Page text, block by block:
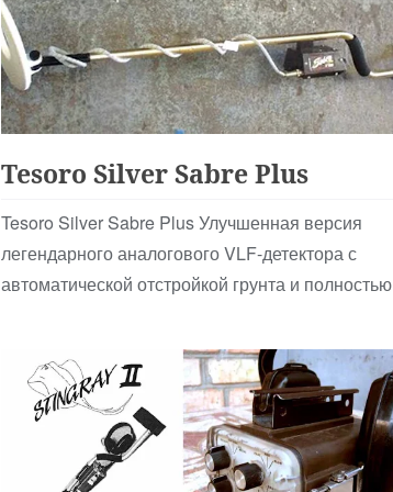
Аналоговые
Tesoro Silver Sabre Plus
Tesoro Silver Sabre Plus Улучшенная версия
легендарного аналогового VLF-детектора с
автоматической отстройкой грунта и полностью